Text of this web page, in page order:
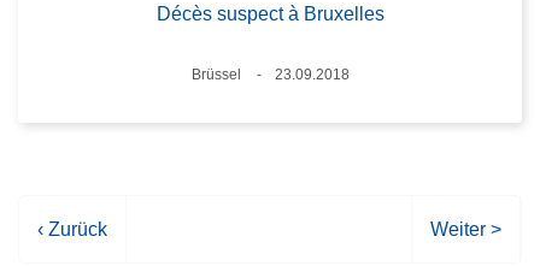
Décès suspect à Bruxelles
Standort
Brüssel
23.09.2018
V
‹ Zurück
N
Weiter >